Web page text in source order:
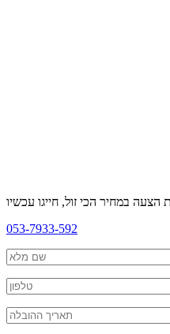
053-7933-592